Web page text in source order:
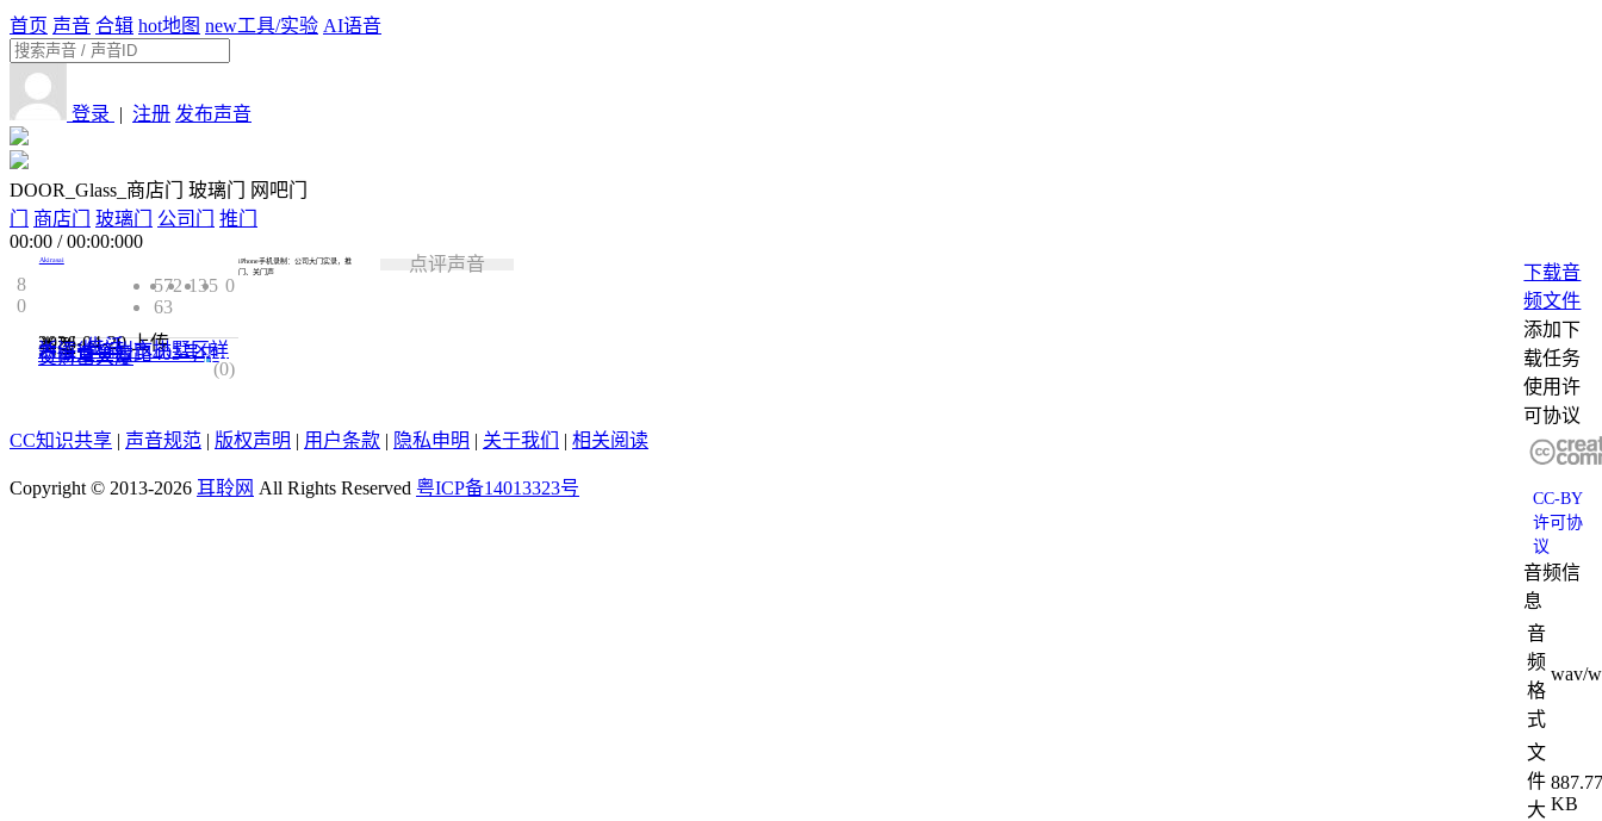
首页 声音 合辑 hot地图 new工具/实验 AI语音
登录 | 注册 发布声音
DOOR_Glass_商店门 玻璃门 网吧门
门
商店门 玻璃门 公司门
推门
00:00 /00:00:000
8
0
Akirasai
572 135 0
63
2026-04-20上传
类型:生活
浙江省杭州市拱墅区祥
符街道登云路403号中
交财富大厦 0.0
(0)
下载音
频文件
添加下
载任务
使用许
可协议
CC-BY
许可协
议
音频信
息
音
频
格
式
wav/
文
件
大 KB
iPhone手机录制：公司大门实录，推
门、关门声
点评声音
CC知识共享 | 声音规范 | 版权声明 | 用户条款 | 隐私申明 | 关于我们 | 相关阅读
Copyright © 2013-2026 耳聆网 All Rights Reserved 粤ICP备14013323号